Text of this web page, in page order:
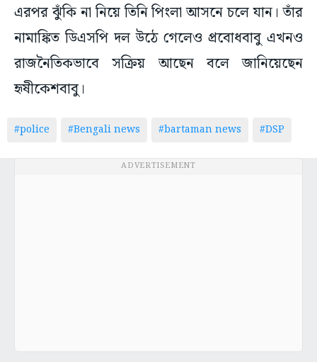
এরপর ঝুঁকি না নিয়ে তিনি পিংলা আসনে চলে যান। তাঁর
নামাঙ্কিত ডিএসপি দল উঠে গেলেও প্রবোধবাবু এখনও
রাজনৈতিকভাবে সক্রিয় আছেন বলে জানিয়েছেন
হৃষীকেশবাবু।
#police #Bengali news #bartaman news #DSP
ADVERTISEMENT